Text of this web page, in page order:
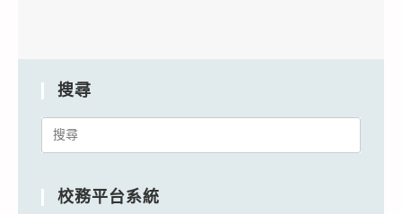
搜尋
Search
校務平台系統